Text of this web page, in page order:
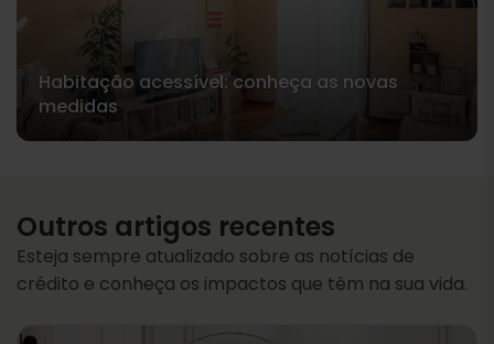
Habitação acessível: conheça as novas
medidas
Outros artigos recentes
Esteja sempre atualizado sobre as notícias de
crédito e conheça os impactos que têm na sua vida.